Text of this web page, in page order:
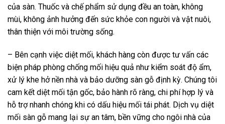
của sàn. Thuốc và chế phẩm sử dụng đều an toàn, không
mùi, không ảnh hưởng đến sức khỏe con người và vật nuôi,
thân thiện với môi trường sống.
– Bên cạnh việc diệt mối, khách hàng còn được tư vấn các
biện pháp phòng chống mối hiệu quả như kiểm soát độ ẩm,
xử lý khe hở nền nhà và bảo dưỡng sàn gỗ định kỳ. Chúng tôi
cam kết diệt mối tận gốc, bảo hành rõ ràng, chi phí hợp lý và
hỗ trợ nhanh chóng khi có dấu hiệu mối tái phát. Dịch vụ diệt
mối sàn gỗ mang lại sự an tâm, bền vững cho ngôi nhà của